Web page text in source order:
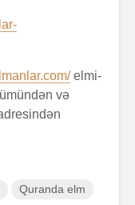
elmi-
və
Quranda elm